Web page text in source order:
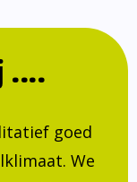
....
goed
We